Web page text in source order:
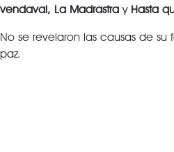
vendaval, La Madrastra y Hasta
No se revelaron las causas de
paz.